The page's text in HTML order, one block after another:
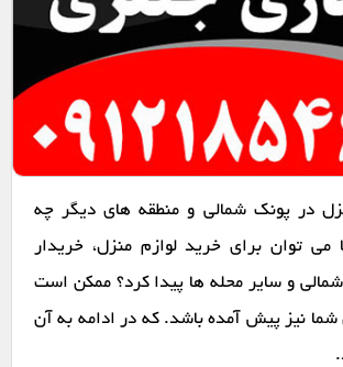
در پونک شمالی و منطقه های دیگر چه
توان برای خرید لوازم منزل، خریدار
و سایر محله ها پیدا کرد؟ ممکن است
شما نیز پیش آمده باشد. که در ادامه به آن